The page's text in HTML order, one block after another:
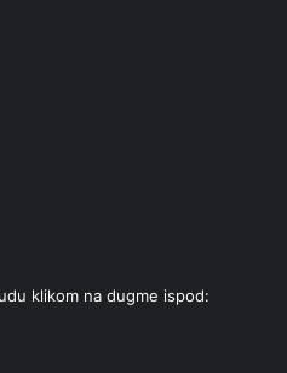
klikom na dugme ispod: